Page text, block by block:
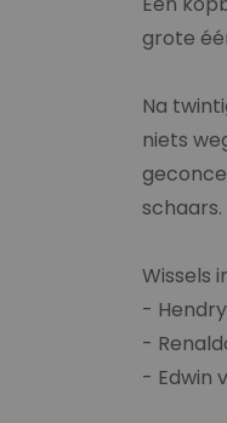
grote
Na
niets
Wissels
-
-
- Edwin